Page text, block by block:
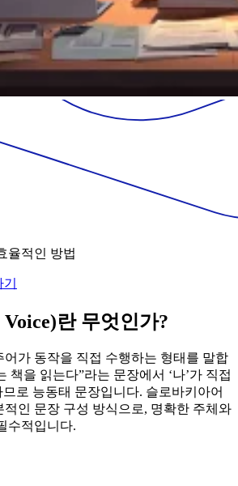
율적인 방법
란 무엇인가?
어가 동작을 직접 수행하는 형태를 말합
책을 읽는다”라는 문장에서 ‘나’가 직접
므로 능동태 문장입니다. 슬로바키아어
적인 문장 구성 방식으로, 명확한 주체와
수적입니다.